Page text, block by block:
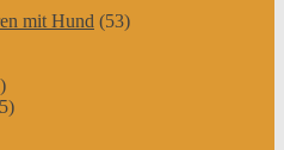
mit Hund (53)